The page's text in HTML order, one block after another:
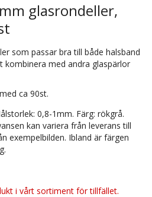
glasrondeller,
som passar bra till både halsband
med andra glaspärlor
ca 90st.
0,8-1mm. Färg: rökgrå.
kan variera från leverans till
exempelbilden. Ibland är färgen
i vårt sortiment för tillfället.